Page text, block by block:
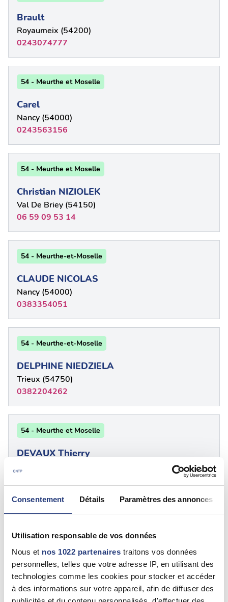
Consentement Détails Paramètres des annonces
Utilisation responsable de vos données
Nous et nos 1022 partenaires traitons vos données
personnelles, telles que votre adresse IP, en utilisant des
technologies comme les cookies pour stocker et accéder
à des informations sur votre appareil, afin de diffuser des
Brault
Royaumeix (54200)
0243074777
54 - Meurthe et Moselle
Carel
Nancy (54000)
0243563156
54 - Meurthe et Moselle
Christian NIZIOLEK
Val De Briey (54150)
06 59 09 53 14
54 - Meurthe-et-Moselle
CLAUDE NICOLAS
Nancy (54000)
0383354051
54 - Meurthe-et-Moselle
DELPHINE NIEDZIELA
Trieux (54750)
0382204262
54 - Meurthe et Moselle
DEVAUX Thierry
54 - Meurthe-et-Moselle
DOMINIQUE ROYER
Frouard (54390)
0383498230
Voir plus